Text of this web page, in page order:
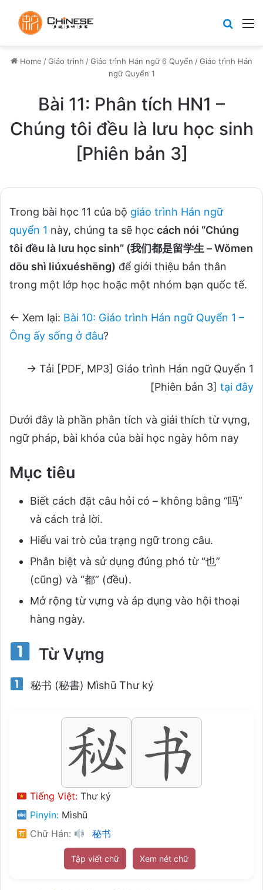
Home /Giáo trình /Giáo trình Hán ngữ 6 Quyển /Giáo trình Hán
ngữ Quyển 1
Bài 11: Phân tích HN1 –
Chúng tôi đều là lưu học sinh
[Phiên bản 3]
Trong bài học 11 của bộ giáo trình Hán ngữ
quyển 1 này, chúng ta sẽ học cách nói “Chúng
tôi đều là lưu học sinh” (我们都是留学生 – Wǒmen
dōu shì liúxuéshēng) để giới thiệu bản thân
trong một lớp học hoặc một nhóm bạn quốc tế.
← Xem lại: Bài 10: Giáo trình Hán ngữ Quyển 1 –
Ông ấy sống ở đâu?
→ Tải [PDF, MP3] Giáo trình Hán ngữ Quyển 1
[Phiên bản 3] tại đây
Dưới đây là phần phân tích và giải thích từ vựng,
ngữ pháp, bài khóa của bài học ngày hôm nay
Mục tiêu
Biết cách đặt câu hỏi có – không bằng “吗”
và cách trả lời.
Hiểu vai trò của trạng ngữ trong câu.
Phân biệt và sử dụng đúng phó từ “也”
(cũng) và “都” (đều).
Mở rộng từ vựng và áp dụng vào hội thoại
hàng ngày.
Từ Vựng
秘书 (秘書) Mìshū Thư ký
Tiếng Việt: Thư ký
Pinyin: Mìshū
Chữ Hán:
秘书
Tập viết chữ Xem nét chữ